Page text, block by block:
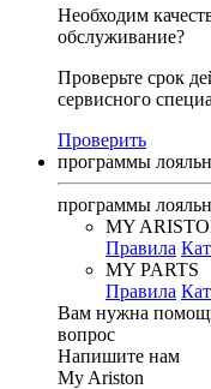
Необходим
обслуживание?
Проверьте срок
сервисного
Проверить
программы
программы
MY
Правила
MY PARTS
Правила
Вам нужна
вопрос
Напишите нам
My Ariston